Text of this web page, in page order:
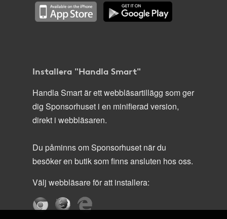
Installera "Handla Smart"
Handla Smart är ett webbläsartillägg som ger
dig Sponsorhuset i en minifierad version,
direkt i webbläsaren.
Du påminns om Sponsorhuset när du
besöker en butik som finns ansluten hos oss.
Välj webbläsare för att installera: